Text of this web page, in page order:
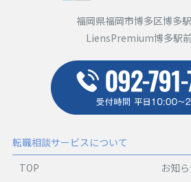
福岡県福岡市博多区博多
LiensPremium博多駅
転職相談サービスについて
TOP
お知